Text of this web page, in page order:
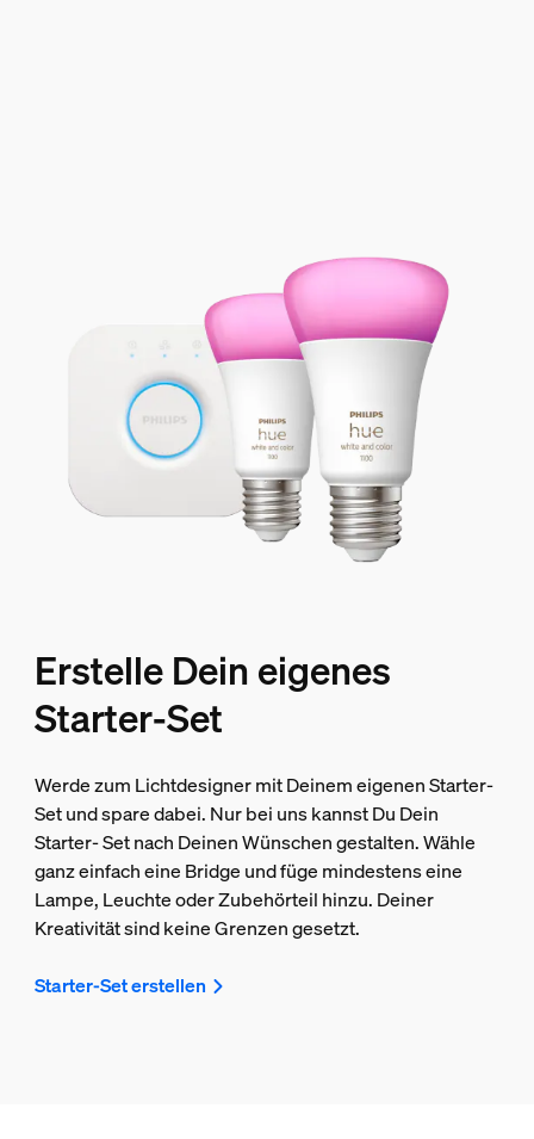
Erstelle Dein eigenes
Starter-Set
Werde zum Lichtdesigner mit Deinem eigenen Starter-
Set und spare dabei. Nur bei uns kannst Du Dein
Starter- Set nach Deinen Wünschen gestalten. Wähle
ganz einfach eine Bridge und füge mindestens eine
Lampe, Leuchte oder Zubehörteil hinzu. Deiner
Kreativität sind keine Grenzen gesetzt.
Starter-Set erstellen